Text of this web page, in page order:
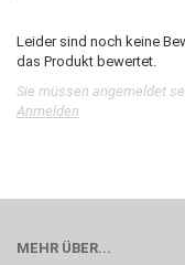
Leider sind noch keine
das Produkt bewertet.
Sie müssen angemeldet
Anmelden
MEHR ÜBER...